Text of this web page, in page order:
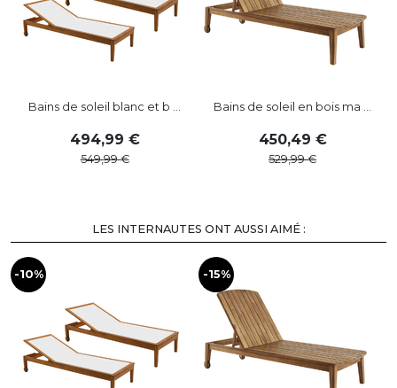
Bains de soleil blanc et b ...
494,99
549,99
Bains de soleil en bois ma ...
450,49
529,99
LES INTERNAUTES ONT AUSSI AIMÉ :
-10% -15%